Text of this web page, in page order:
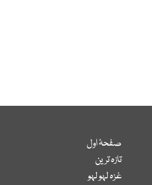
صفحۂ اول
تازہ ترین
غزہ لہو لہو